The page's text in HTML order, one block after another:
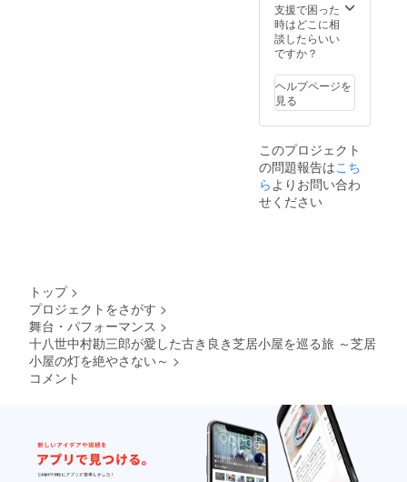
支援で困った
時はどこに相
談したらいい
ですか？
ヘルプページを
見る
このプロジェクト
の問題報告はこち
らよりお問い合わ
せください
トップ >
プロジェクトをさがす >
舞台・パフォーマンス >
十八世中村勘三郎が愛した古き良き芝居小屋を巡る旅 ～芝居
小屋の灯を絶やさない～ >
コメント